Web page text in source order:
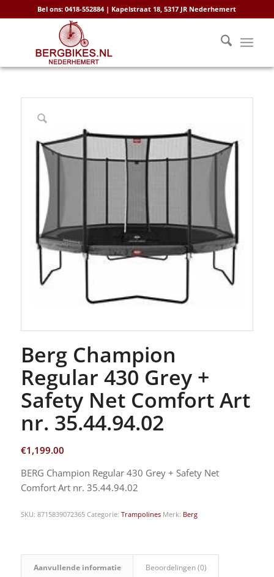
Bel ons: 0418-552884 | Kapelstraat 18, 5317 JR Nederhemert
Berg Champion
Regular 430 Grey +
Safety Net Comfort Art
nr. 35.44.94.02
€1,199.00
BERG Champion Regular 430 Grey + Safety Net
Comfort Art nr. 35.44.94.02
SKU: 8715839072365 Categorie: Trampolines Merk: Berg
Aanvullende informatie Beoordelingen (0)